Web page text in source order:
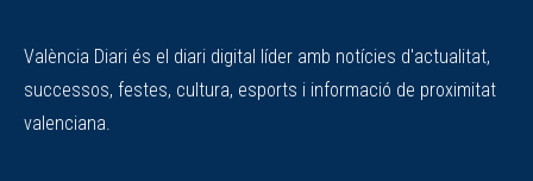
València Diari és el diari digital líder amb notícies d'actualitat,
successos, festes, cultura, esports i informació de proximitat
valenciana.